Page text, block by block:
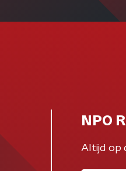
NPO
Altijd op